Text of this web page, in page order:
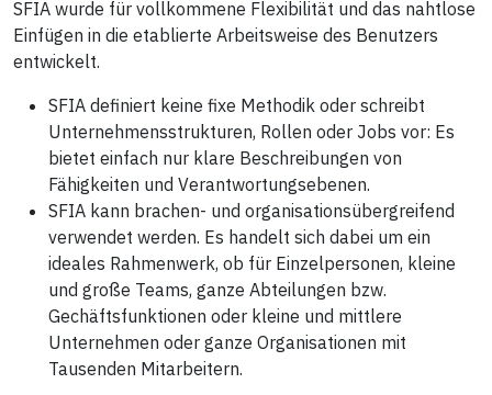
SFIA wurde für vollkommene Flexibilität und das nahtlose
Einfügen in die etablierte Arbeitsweise des Benutzers
entwickelt.
SFIA definiert keine fixe Methodik oder schreibt
Unternehmensstrukturen, Rollen oder Jobs vor: Es
bietet einfach nur klare Beschreibungen von
Fähigkeiten und Verantwortungsebenen.
SFIA kann brachen- und organisationsübergreifend
verwendet werden. Es handelt sich dabei um ein
ideales Rahmenwerk, ob für Einzelpersonen, kleine
und große Teams, ganze Abteilungen bzw.
Gechäftsfunktionen oder kleine und mittlere
Unternehmen oder ganze Organisationen mit
Tausenden Mitarbeitern.